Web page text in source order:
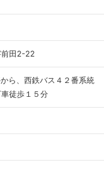
前田2-22
ら、西鉄バス４２番系統
徒歩１５分